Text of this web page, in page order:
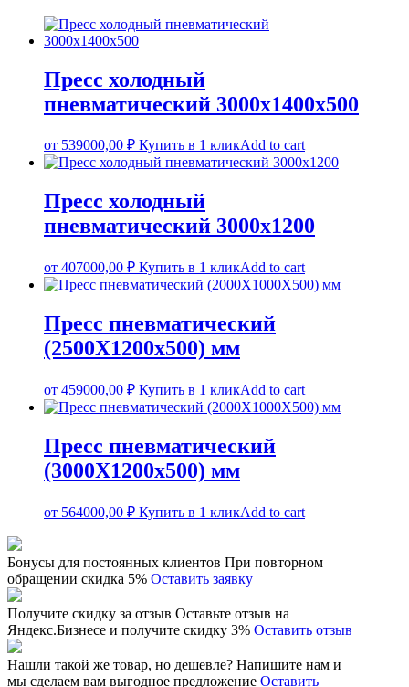
Пресс холодный
пневматический 3000х1400х500
от 539000,00 ₽ Купить в 1 кликAdd to cart
Пресс холодный
пневматический 3000х1200
от 407000,00 ₽ Купить в 1 кликAdd to cart
Пресс пневматический
(2500Х1200х500) мм
от 459000,00 ₽ Купить в 1 кликAdd to cart
Пресс пневматический
(3000Х1200х500) мм
от 564000,00 ₽ Купить в 1 кликAdd to cart
Бонусы для постоянных клиентов При повторном
обращении скидка 5% Оставить заявку
Получите скидку за отзыв Оставьте отзыв на
Яндекс.Бизнесе и получите скидку 3% Оставить отзыв
Нашли такой же товар, но дешевле? Напишите нам и
мы сделаем вам выгодное предложение Оставить